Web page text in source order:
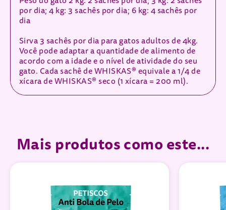
por dia; 4 kg: 3 sachês por dia; 6 kg: 4 sachês por
dia
Sirva 3 sachês por dia para gatos adultos de 4kg.
Você pode adaptar a quantidade de alimento de
acordo com a idade e o nível de atividade do seu
gato. Cada sachê de WHISKAS® equivale a 1/4 de
xícara de WHISKAS® seco (1 xícara = 200 ml).
Mais produtos como este...